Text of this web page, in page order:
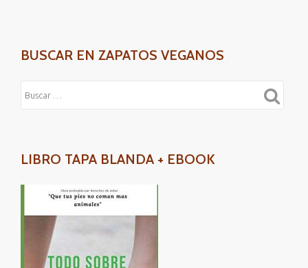
BUSCAR EN ZAPATOS VEGANOS
LIBRO TAPA BLANDA + EBOOK